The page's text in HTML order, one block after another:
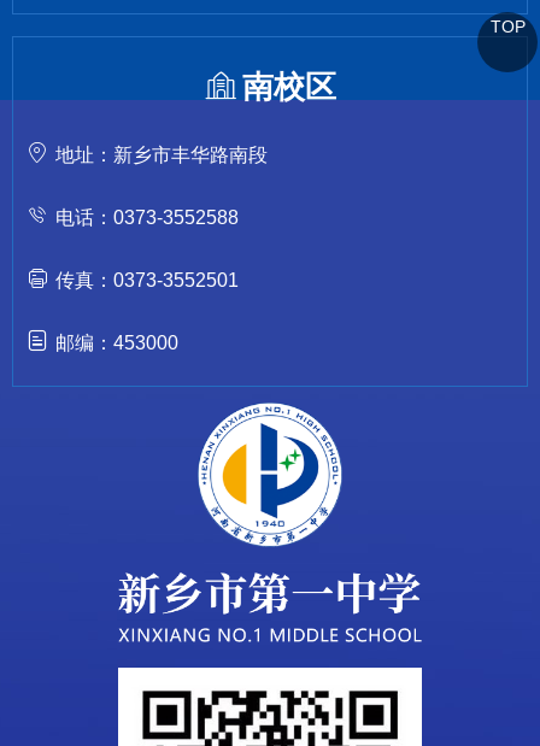
南校区
地址：新乡市丰华路南段
电话：0373-3552588
传真：0373-3552501
邮编：453000
TOP